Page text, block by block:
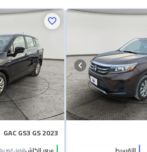
GAC GS3 GS 2023
(شامل